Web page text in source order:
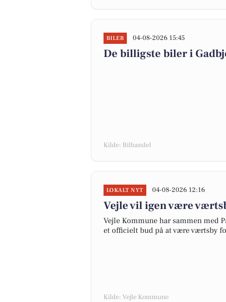
BILER 04-08-2026 15:45
De billigste biler i
Kilde: Bilhandel
LOKALT NYT 04-08-2026 12:16
Vejle vil igen være
Vejle Kommune har sammen med
et officielt bud på at være værtsby
Kilde: Vejle Kommune